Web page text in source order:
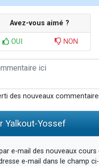
Avez-vous aimé ?
OUI NON
des nouveaux
Yalkout-Yossef
e-mail des nouveaux cours
e-mail dans le champ